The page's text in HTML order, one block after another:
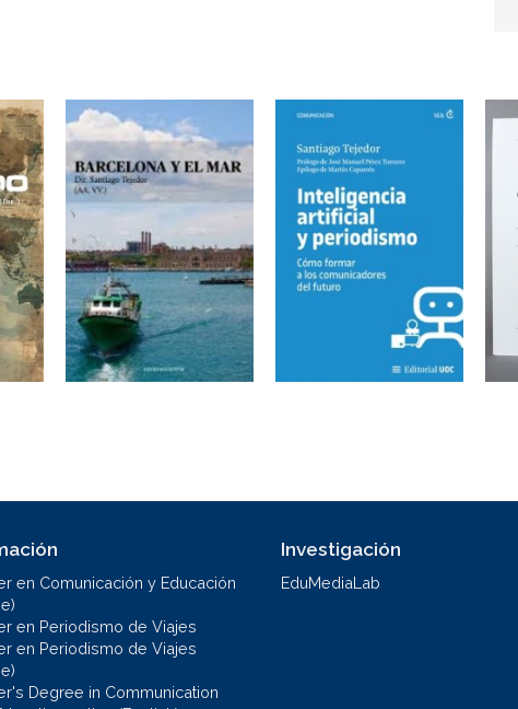
en Comunicación y Educación
en Periodismo de Viajes
en Periodismo de Viajes
Degree in Communication
Investigación
EduMediaLab